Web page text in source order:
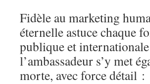
Fidèle au marketing
éternelle astuce chaque
publique et
l’ambassadeur s’y met
morte, avec force détail :